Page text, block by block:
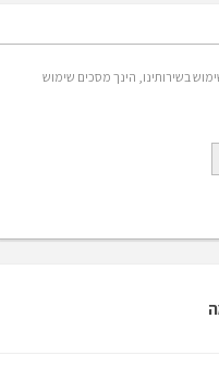
חדשים באתר
בשירותינו, הינך מסכים שימוש